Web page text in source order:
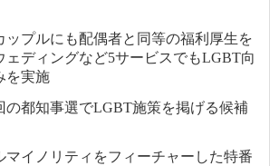
ップルにも配偶者と同等の福利厚生を
ェディングなど5サービスでもLGBT向
を実施
の都知事選でLGBT施策を掲げる候補
マイノリティをフィーチャーした特番